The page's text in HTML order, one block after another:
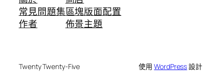
常見問題集
作者
區塊版面配置
佈景主題
Twenty Twenty-Five 使用WordPress設計